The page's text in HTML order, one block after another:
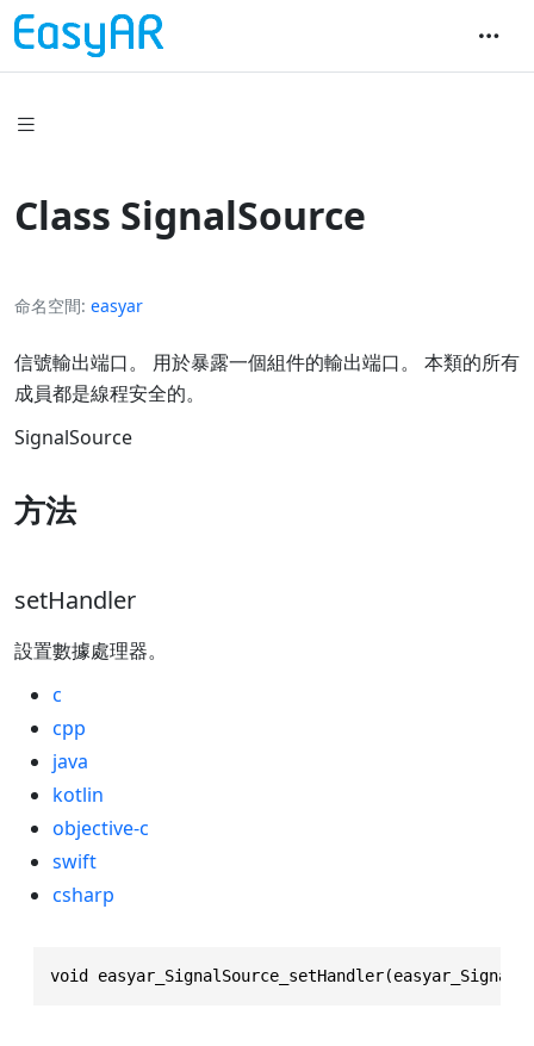
Class SignalSource
命名空間 easyar
信號輸出端口。 用於暴露一個組件的輸出端口。 本類的所有
成員都是線程安全的。
SignalSource
方法
setHandler
設置數據處理器。
c
cpp
java
kotlin
objective-c
swift
csharp
void